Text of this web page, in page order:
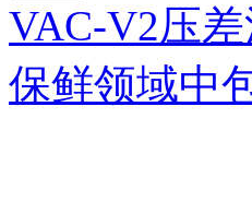
VAC-V2压
保鲜领域中